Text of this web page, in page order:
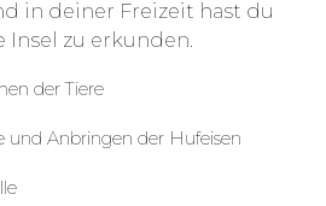
in deiner Freizeit hast du
Insel zu erkunden.
der Tiere
und Anbringen der Hufeisen